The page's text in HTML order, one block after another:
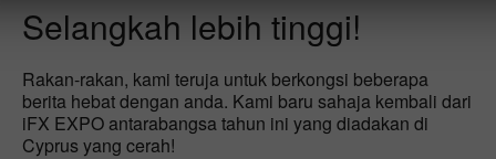
Selangkah lebih tinggi!
Rakan-rakan, kami teruja untuk berkongsi beberapa
berita hebat dengan anda. Kami baru sahaja kembali dari
iFX EXPO antarabangsa tahun ini yang diadakan di
Cyprus yang cerah!